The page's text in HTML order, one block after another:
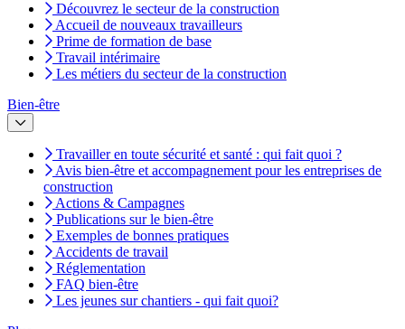
Découvrez le secteur de la construction
Accueil de nouveaux travailleurs
Prime de formation de base
Travail intérimaire
Les métiers du secteur de la construction
Bien-être
Travailler en toute sécurité et santé : qui fait quoi ?
Avis bien-être et accompagnement pour les entreprises de
construction
Actions & Campagnes
Publications sur le bien-être
Exemples de bonnes pratiques
Accidents de travail
Réglementation
FAQ bien-être
Les jeunes sur chantiers - qui fait quoi?